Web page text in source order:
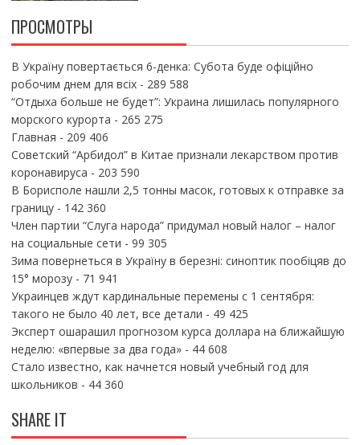
ПРОСМОТРЫ
В Україну повертається 6-денка: Субота буде офіційно
робочим днем для всіх- 289 588
“Отдыха больше не будет”: Украина лишилась популярного
морского курорта - 265 275
Главная - 209 406
Советский “Арбидол” в Китае признали лекарством против
коронавируса - 203 590
В Борисполе нашли 2,5 тонны масок, готовых к отправке за
границу- 142 360
Член партии “Слуга народа” придумал новый налог – налог
на социальные сети - 99 305
Зима повернеться в Україну в березні: синоптик пообіцяв до
15° морозу- 71 941
Украинцев ждут кардинальные перемены с 1 сентября:
такого не было 40 лет, все детали - 49 425
Эксперт ошарашил прогнозом курса доллара на ближайшую
неделю: «впервые за два года»- 44 608
Стало известно, как начнется новый учебный год для
школьников - 44 360
SHARE IT